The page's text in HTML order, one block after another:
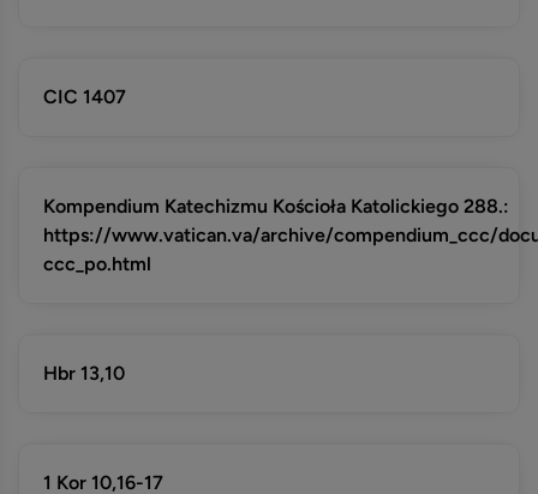
CIC 1407
Kompendium Katechizmu Kościoła Katolickiego 288.:
https://www.vatican.va/archive/compendium_ccc/
ccc_po.html
Hbr 13,10
1 Kor 10,16-17